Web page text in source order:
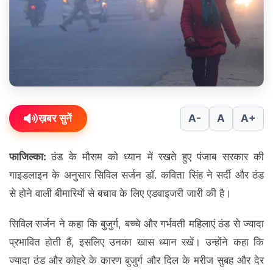
ख़बर सुनें A- A A+
फाजिल्का:ठंड के मौसम को ध्यान में रखते हुए पंजाब सरकार की
गाइडलाइन के अनुसार सिविल सर्जन डॉ. कविता सिंह ने सर्दी और ठंड
से होने वाली बीमारियों से बचाव के लिए एडवाइजरी जारी की है।
सिविल सर्जन ने कहा कि बुजुर्ग, बच्चे और गर्भवती महिलाएं ठंड से ज्यादा
प्रभावित होती हैं, इसलिए उनका खास ध्यान रखें। उन्होंने कहा कि
ज्यादा ठंड और कोहरे के कारण बुजुर्ग और दिल के मरीज सुबह और देर